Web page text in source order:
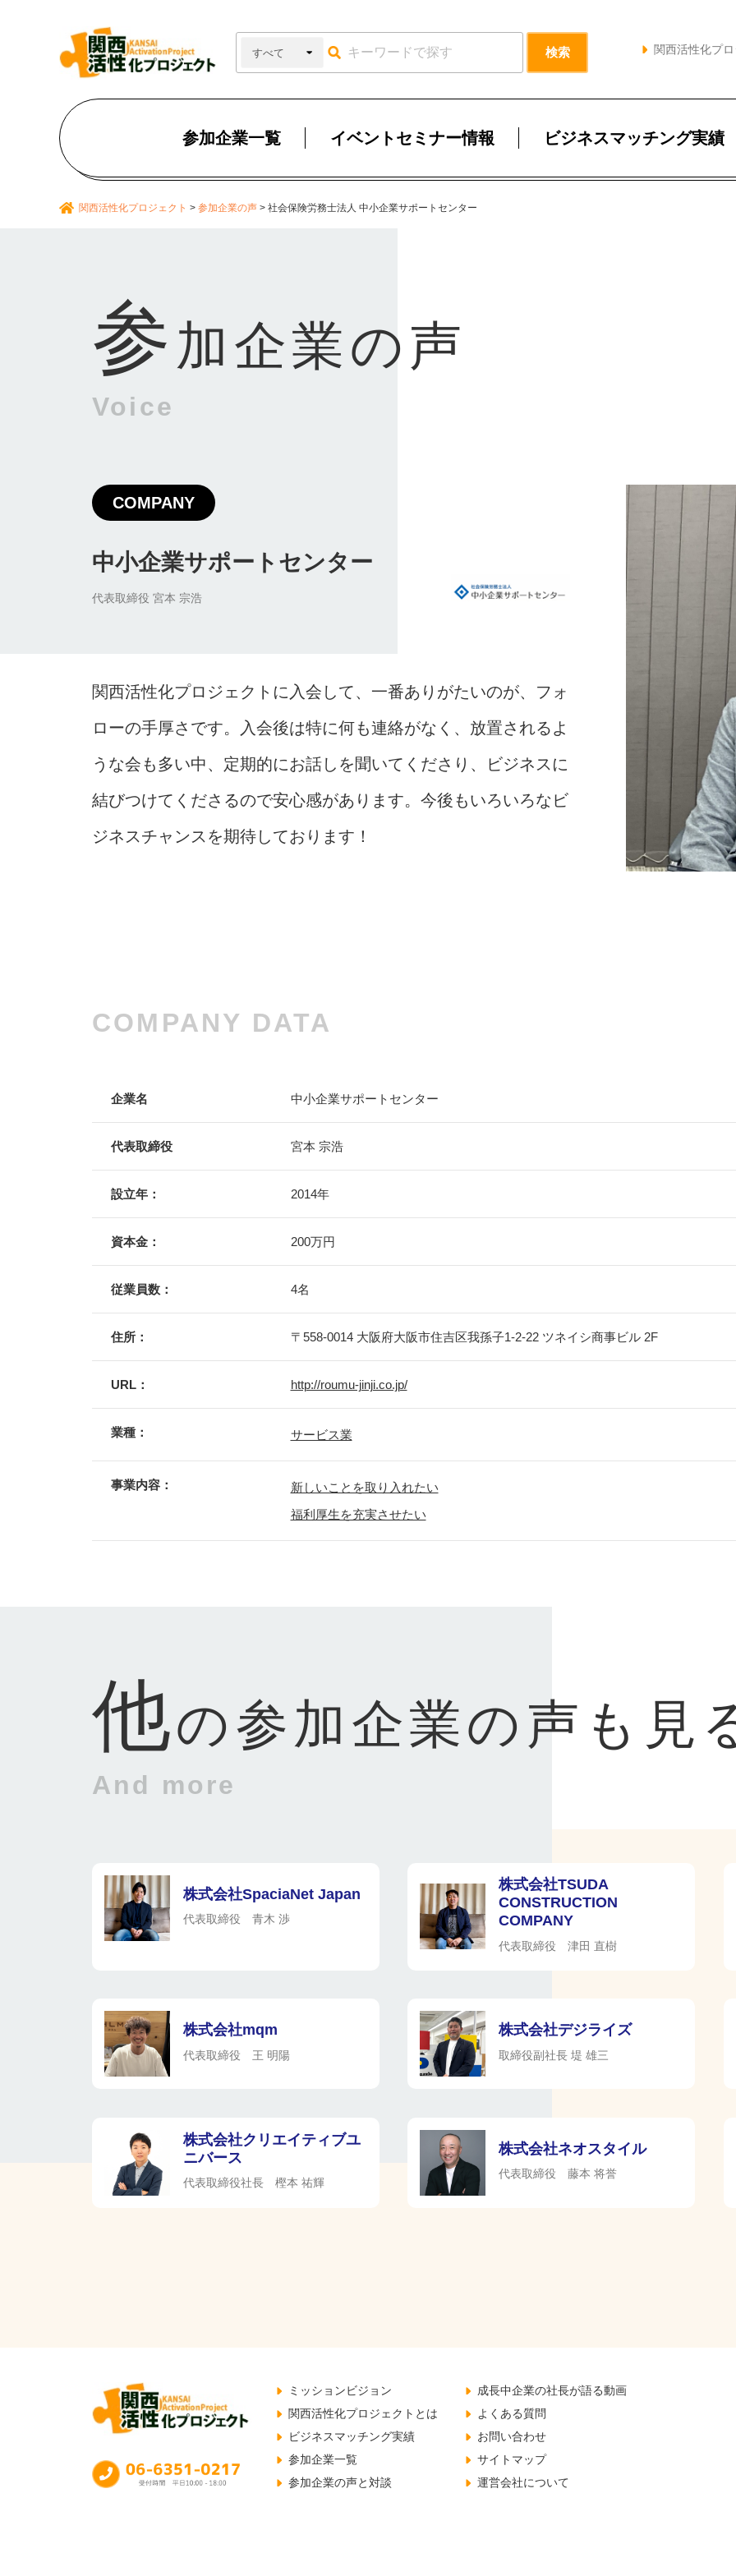
関西活性化プ
参加企業一覧 イベントセミナー情報 ビジネスマッチング実績
関西活性化プロジェクト > 参加企業の声 > 社会保険労務士法人 中小企業サポートセンター
参加企業の声
Voice
COMPANY
中小企業サポートセンター
代表取締役 宮本 宗浩
関西活性化プロジェクトに入会して、一番ありがたいのが、フォ
ローの手厚さです。入会後は特に何も連絡がなく、放置されるよ
うな会も多い中、定期的にお話しを聞いてくださり、ビジネスに
結びつけてくださるので安心感があります。今後もいろいろなビ
ジネスチャンスを期待しております！
COMPANY DATA
企業名 中小企業サポートセンター
代表取締役 宮本 宗浩
設立年： 2014年
資本金： 200万円
従業員数： 4名
住所： 〒558-0014 大阪府大阪市住吉区我孫子1-2-22 ツネイシ商事ビル 2F
URL： http://roumu-jinji.co.jp/
業種： サービス業
事業内容：
新しいことを取り入れたい
福利厚生を充実させたい
他の参加企業の声も見
And more
株式会社SpaciaNet Japan
代表取締役 青木 渉
株式会社TSUDA
CONSTRUCTION
COMPANY
代表取締役 津田 直樹
株式会社mqm
代表取締役 王 明陽
株式会社デジライズ
取締役副社長 堤 雄三
株式会社クリエイティブユ
ニバース
代表取締役社長 樫本 祐輝
株式会社ネオスタイル
代表取締役 藤本 将誉
ミッションビジョン
関西活性化プロジェクトとは
ビジネスマッチング実績
参加企業一覧
参加企業の声と対談
成長中企業の社長が語る動画
よくある質問
お問い合わせ
サイトマップ
運営会社について